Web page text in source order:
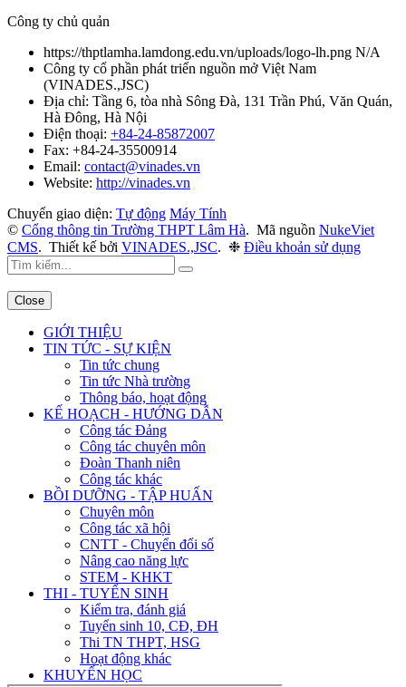
Công ty chủ quản
https://thptlamha.lamdong.edu.vn/uploads/logo-lh.png N/A
Công ty cổ phần phát triển nguồn mở Việt Nam
(VINADES.,JSC)
Địa chỉ: Tầng 6, tòa nhà Sông Đà, 131 Trần Phú, Văn Quán,
Hà Đông, Hà Nội
Điện thoại: +84-24-85872007
Fax: +84-24-35500914
Email: contact@vinades.vn
Website: http://vinades.vn
Chuyển giao diện: Tự động Máy Tính
© Cổng thông tin Trường THPT Lâm Hà. Mã nguồn NukeViet
CMS. Thiết kế bởi VINADES.,JSC. ❉ Điều khoản sử dụng
Close
GIỚI THIỆU
TIN TỨC - SỰ KIỆN
Tin tức chung
Tin tức Nhà trường
Thông báo, hoạt động
KẾ HOẠCH - HƯỚNG DẪN
Công tác Đảng
Công tác chuyên môn
Đoàn Thanh niên
Công tác khác
BỒI DƯỠNG - TẬP HUẤN
Chuyên môn
Công tác xã hội
CNTT - Chuyển đổi số
Nâng cao năng lực
STEM - KHKT
THI - TUYỂN SINH
Kiểm tra, đánh giá
Tuyển sinh 10, CĐ, ĐH
Thi TN THPT, HSG
Hoạt động khác
KHUYẾN HỌC